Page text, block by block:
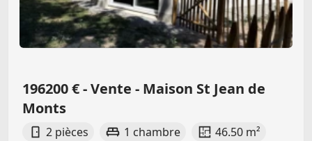
196200 € - Vente - Maison St Jean de
Monts
2 pièces 1 chambre
46.50 m²